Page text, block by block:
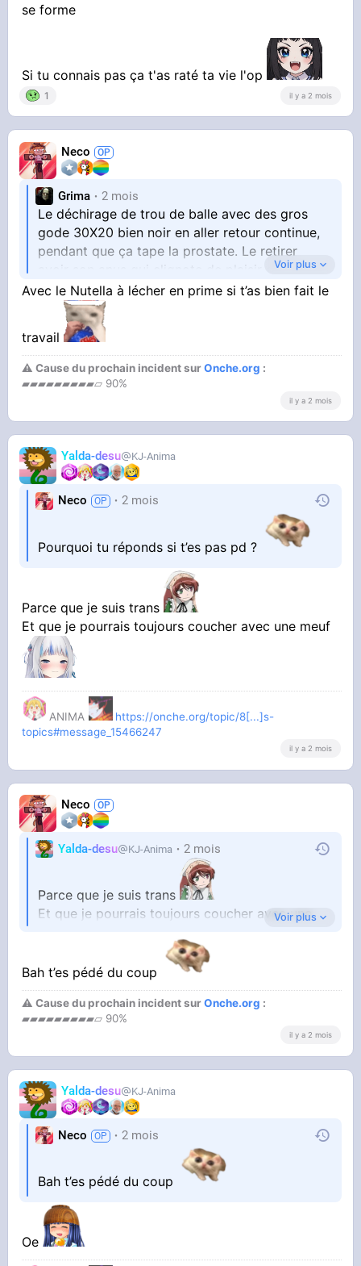
se forme
Si tu connais pas ça t'as raté ta vie l'op
1 il y a 2 mois
Neco
Grima 2 mois
Le déchirage de trou de balle avec des gros
gode 30X20 bien noir en aller retour continue,
pendant que ça tape la prostate. Le retirer
avoir son anus qui clignote de plaisir chauffant
et le prolapsus qui se forme
Si tu connais pas ça t'as raté ta vie l'op
Voir plus
Avec le Nutella à lécher en prime si t’as bien fait le
travail
⚠ Cause du prochain incident surOnche.org :
▰▰▰▰▰▰▰▰▰▱ 90%
il y a 2 mois
Yalda-desu KJ-Anima
Neco 2 mois
Pourquoi tu réponds si t’es pas pd ?
Parce que je suis trans
Et que je pourrais toujours coucher avec une meuf
ANIMA
https://onche.org/topic/8[...]s-
topics#message_15466247
il y a 2 mois
Neco
Yalda-desu KJ-Anima 2 mois
Parce que je suis trans
Et que je pourrais toujours coucher avec une
Voir plus
Bah t’es pédé du coup
⚠ Cause du prochain incident surOnche.org :
▰▰▰▰▰▰▰▰▰▱ 90%
il y a 2 mois
Yalda-desu KJ-Anima
Neco 2 mois
Bah t’es pédé du coup
Oe